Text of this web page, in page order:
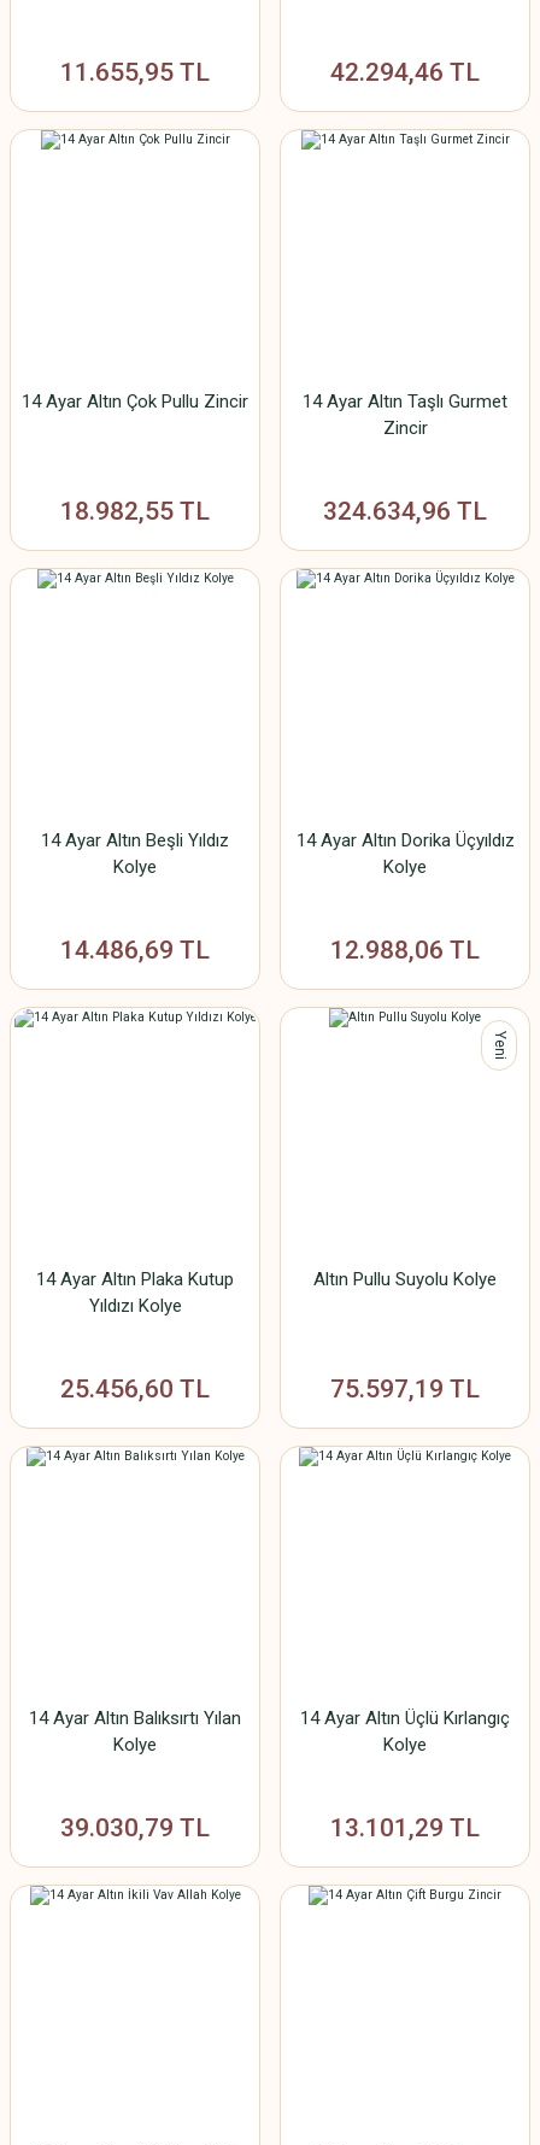
11.655,95 TL 42.294,46 TL
14 Ayar Altın Çok Pullu Zincir
18.982,55 TL
14 Ayar Altın Taşlı Gurmet
Zincir
324.634,96 TL
14 Ayar Altın Beşli Yıldız
Kolye
14.486,69 TL
14 Ayar Altın Dorika Üçyıldız
Kolye
12.988,06 TL
14 Ayar Altın Plaka Kutup
Yıldızı Kolye
25.456,60 TL
Yeni
Altın Pullu Suyolu Kolye
75.597,19 TL
14 Ayar Altın Balıksırtı Yılan
Kolye
39.030,79 TL
14 Ayar Altın Üçlü Kırlangıç
Kolye
13.101,29 TL